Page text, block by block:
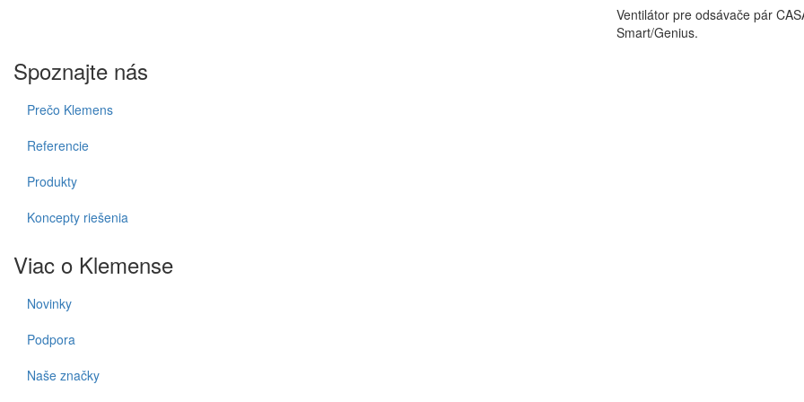
Ventilátor pre odsávače pár
Smart/Genius.
Spoznajte nás
Prečo Klemens
Referencie
Produkty
Koncepty riešenia
Viac o Klemense
Novinky
Podpora
Naše značky